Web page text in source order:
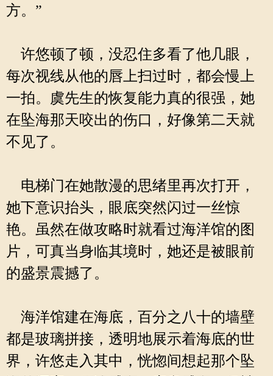
方。”
许悠顿了顿，没忍住多看了他几眼，
每次视线从他的唇上扫过时，都会慢上
一拍。虞先生的恢复能力真的很强，她
在坠海那天咬出的伤口，好像第二天就
不见了。
电梯门在她散漫的思绪里再次打开，
她下意识抬头，眼底突然闪过一丝惊
艳。虽然在做攻略时就看过海洋馆的图
片，可真当身临其境时，她还是被眼前
的盛景震撼了。
海洋馆建在海底，百分之八十的墙壁
都是玻璃拼接，透明地展示着海底的世
界，许悠走入其中，恍惚间想起那个坠